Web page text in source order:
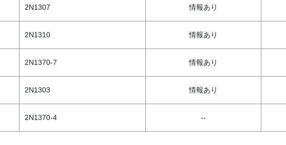
2N1307 情報あり
2N1310 情報あり
2N1370-7 情報あり
2N1303 情報あり
2N1370-4 --